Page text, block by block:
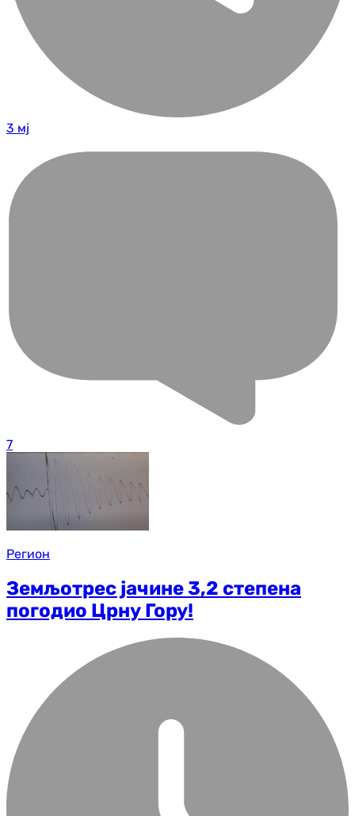
3 мј
7
Регион
Земљотрес јачине 3,2 степена
погодио Црну Гору!